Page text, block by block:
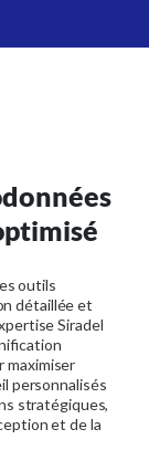
outils
détaillée et
Siradel
maximiser
personnalisés
stratégiques,
et de la